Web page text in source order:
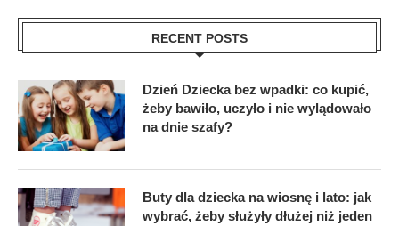
RECENT POSTS
Dzień Dziecka bez wpadki: co kupić,
żeby bawiło, uczyło i nie wylądowało
na dnie szafy?
Buty dla dziecka na wiosnę i lato: jak
wybrać, żeby służyły dłużej niż jeden